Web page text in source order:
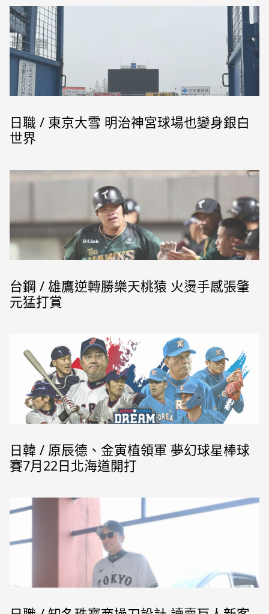
日職 / 東京大雪 明治神宮球場也變身銀白
世界
台鋼 / 雄鷹逆轉勝樂天桃猿 火燙手感張肇
元猛打賞
日韓 / 原辰德、金寅植領軍 夢幻球星棒球
賽7月22日北海道開打